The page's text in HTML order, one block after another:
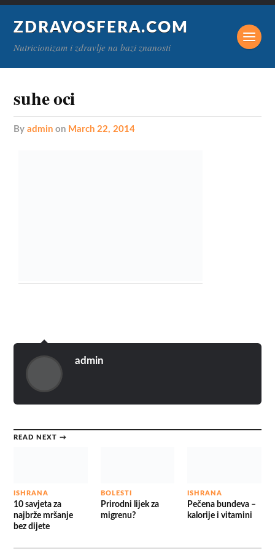
ZDRAVOSFERA.COM
Nutricionizam i zdravlje na bazi znanosti
suhe oci
byadmin on March 22, 2014
admin
READ NEXT →
ISHRANA
10 savjeta za
najbrže mršanje
bez dijete
BOLESTI
Prirodni lijek za
migrenu?
ISHRANA
Pečena bundeva –
kalorije i vitamini